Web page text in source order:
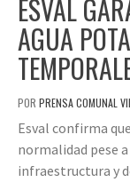
ESVAL
AGUA
POR PRENSA COMUNAL
Esval confirma
normalidad pese
infraestructura y